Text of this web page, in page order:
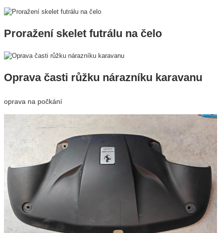
Proražení skelet futrálu na čelo
Oprava časti růžku nárazníku karavanu
oprava na počkání